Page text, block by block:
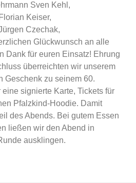
Sven Kehl,
Keiser,
Czechak,
Glückwunsch an alle
Dank für euren Einsatz! Ehrung
überreichten wir unserem
Geschenk zu seinem 60.
signierte Karte, Tickets für
Pfalzkind-Hoodie. Damit
des Abends. Bei gutem Essen
ließen wir den Abend in
ausklingen.